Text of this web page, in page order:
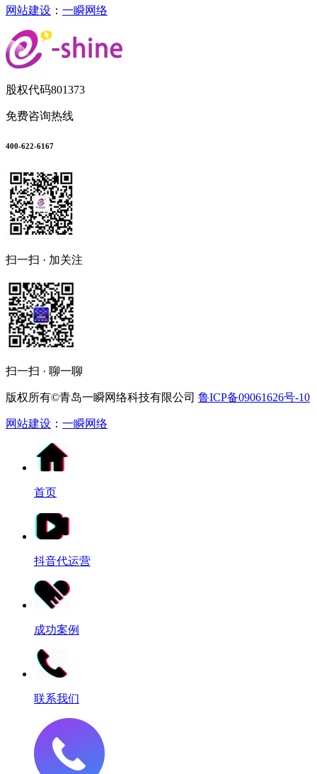
网站建设 ： 一瞬网络
股权代码801373
免费咨询热线
400-622-6167
扫一扫 · 加关注
扫一扫 · 聊一聊
版权所有©青岛一瞬网络科技有限公司 鲁ICP备09061626号-10
网站建设 ： 一瞬网络
首页
抖音代运营
成功案例
联系我们